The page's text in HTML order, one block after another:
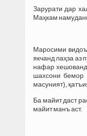
Зарурати дар
Маҳкам
Маросими
якчанд лаҳза
нафар
шахсони бемор
масуният),
Ба майит даст
майит манъ аст.